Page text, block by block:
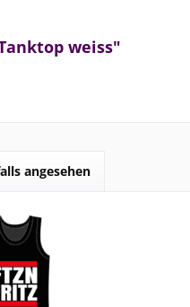
weiss"
angesehen